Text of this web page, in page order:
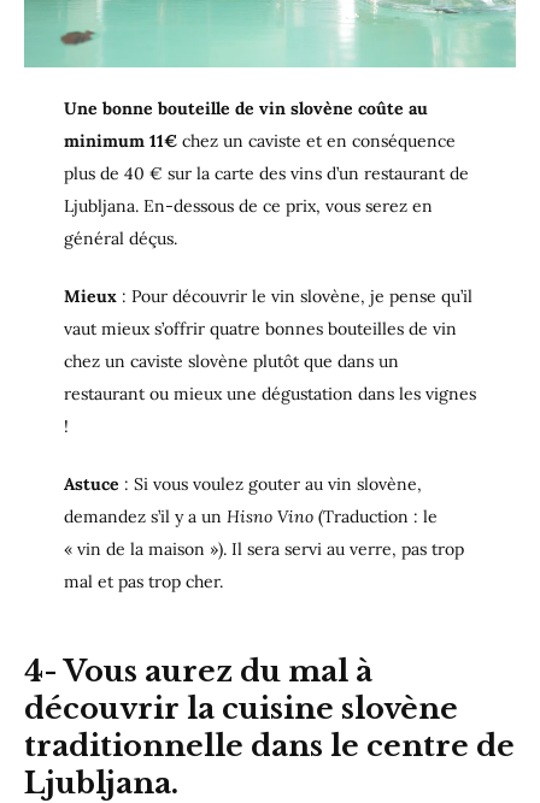
Une bonne bouteille de vin slovène coûte au
minimum 11€ chez un caviste et en conséquence
plus de 40 € sur la carte des vins d’un restaurant de
Ljubljana. En-dessous de ce prix, vous serez en
général déçus.
Mieux : Pour découvrir le vin slovène, je pense qu’il
vaut mieux s’offrir quatre bonnes bouteilles de vin
chez un caviste slovène plutôt que dans un
restaurant ou mieux une dégustation dans les vignes
!
Astuce : Si vous voulez gouter au vin slovène,
demandez s’il y a un Hisno Vino(Traduction : le
« vin de la maison »). Il sera servi au verre, pas trop
mal et pas trop cher.
4-Vous aurez du mal à
découvrir la cuisine slovène
traditionnelle dans le centre de
Ljubljana.